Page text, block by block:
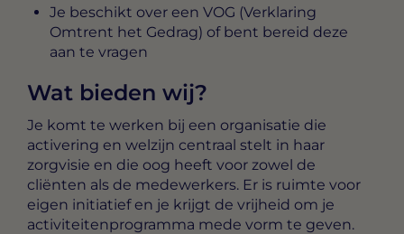
Je beschikt over een VOG (Verklaring
Omtrent het Gedrag) of bent bereid deze
aan te vragen
Wat bieden wij?
Je komt te werken bij een organisatie die
activering en welzijn centraal stelt in haar
zorgvisie en die oog heeft voor zowel de
cliënten als de medewerkers. Er is ruimte voor
eigen initiatief en je krijgt de vrijheid om je
activiteitenprogramma mede vorm te geven.